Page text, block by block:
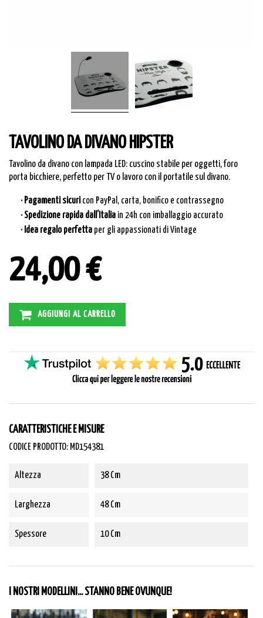
TAVOLINO DA DIVANO HIPSTER
Tavolino da divano con lampada LED: cuscino stabile per oggetti, foro
porta bicchiere, perfetto per TV o lavoro con il portatile sul divano.
· Pagamenti sicuri con PayPal, carta, bonifico e contrassegno
· Spedizione rapida dall’Italia in 24h con imballaggio accurato
· Idea regalo perfetta per gli appassionati di Vintage
24,00 €
AGGIUNGI AL CARRELLO
CARATTERISTICHE E MISURE
CODICE PRODOTTO: MD154381
Altezza 38 Cm
Larghezza 48 Cm
Spessore 10 Cm
I NOSTRI MODELLINI... STANNO BENE OVUNQUE!